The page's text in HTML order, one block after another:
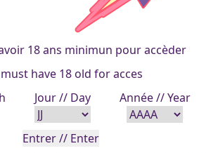
18 ans minimun pour accèder
have 18 old for acces
Jour // Day Année // Year